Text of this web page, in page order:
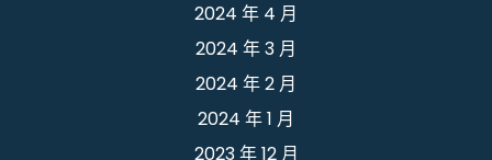
2024 年 4 月
2024 年 3 月
2024 年 2 月
2024 年 1 月
2023 年 12 月